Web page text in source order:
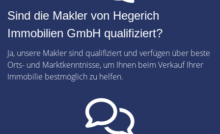
Sind die Makler von Hegerich
Immobilien GmbH qualifiziert?
Ja, unsere Makler sind qualifiziert und verfügen über beste
Orts- und Marktkenntnisse, um Ihnen beim Verkauf Ihrer
Immobilie bestmöglich zu helfen.